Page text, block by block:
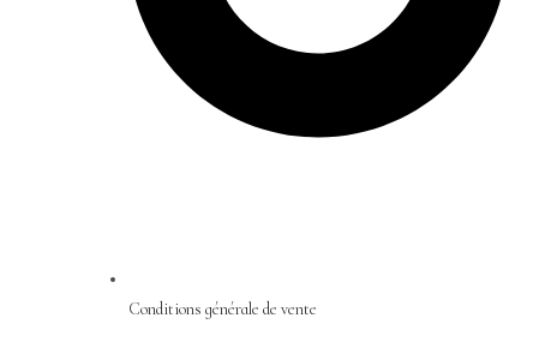
Conditions générale de vente